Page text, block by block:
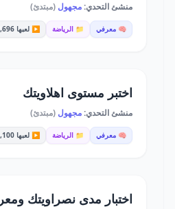
منشئ التحدي:مجهول (مبتدئ)
🧠 معرفي 📁 الرياضة ▶️ لعبها 2,696
اختبر مستوى اهلاويتك
منشئ التحدي:مجهول (مبتدئ)
🧠 معرفي 📁 الرياضة ▶️ لعبها 11,100
اختبار مدى نصراويتك